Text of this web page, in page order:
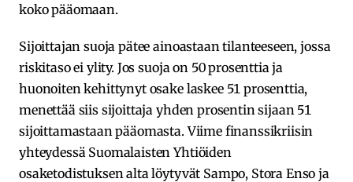
koko pääomaan.
Sijoittajan suoja pätee ainoastaan tilanteeseen, jossa
riskitaso ei ylity. Jos suoja on 50 prosenttia ja
huonoiten kehittynyt osake laskee 51 prosenttia,
menettää siis sijoittaja yhden prosentin sijaan 51
sijoittamastaan pääomasta. Viime finanssikriisin
yhteydessä Suomalaisten Yhtiöiden
osaketodistuksen alta löytyvät Sampo, Stora Enso ja